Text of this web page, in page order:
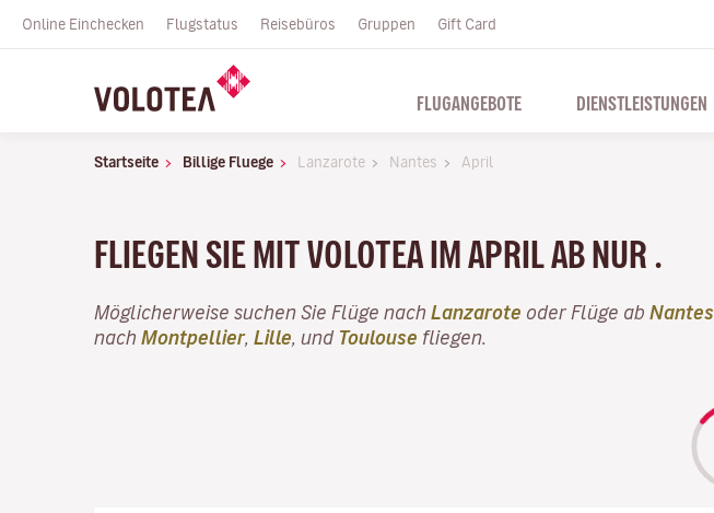
Online Einchecken Flugstatus Reisebüros Gruppen Gift Card
FLUGANGEBOTE DIENSTLEISTUNGEN
Startseite Billige Fluege Lanzarote Nantes April
FLIEGEN SIE MIT VOLOTEA IM APRIL AB NUR .
Möglicherweise suchen Sie Flüge nach Lanzarote oder Flüge ab Nantes
nach Montpellier, Lille , und Toulouse fliegen.